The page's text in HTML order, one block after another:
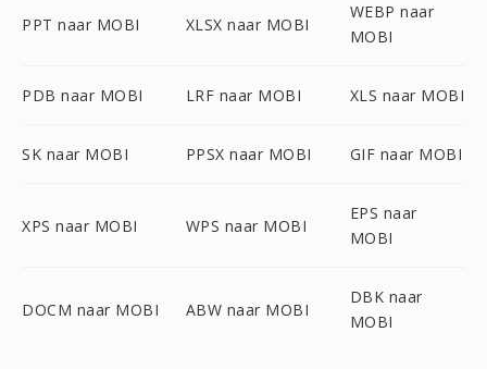
PPT naar MOBI XLSX naar MOBI
WEBP naar
MOBI
PDB naar MOBI LRF naar MOBI XLS naar MOBI
SK naar MOBI PPSX naar MOBI GIF naar MOBI
XPS naar MOBI WPS naar MOBI
EPS naar
MOBI
DOCM naar MOBI ABW naar MOBI
DBK naar
MOBI